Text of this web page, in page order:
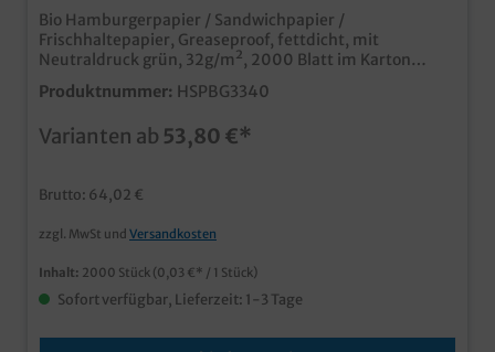
Bio Hamburgerpapier / Sandwichpapier /
Frischhaltepapier, Greaseproof, fettdicht, mit
Neutraldruck grün, 32g/m², 2000 Blatt im Karton
verschiedene Zuschnittsgrößen gemäß Auswahl
qualitatives und biologisch abbaubares Hamburger-
fettdichtem Greaseproof Material dünnes leicht
fragen Sie unseren Kundenservice
Produktnummer: HSPBG3340
Varianten ab 53,80 €*
Brutto: 64,02 €
zzgl. MwSt und Versandkosten
Inhalt: 2000 Stück (0,03 €* / 1 Stück)
Sofort verfügbar, Lieferzeit: 1-3 Tage